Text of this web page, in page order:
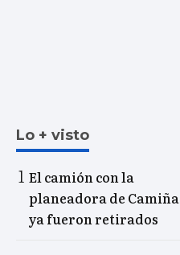
Lo + visto
El camión con la
planeadora de Camiña
ya fueron retirados